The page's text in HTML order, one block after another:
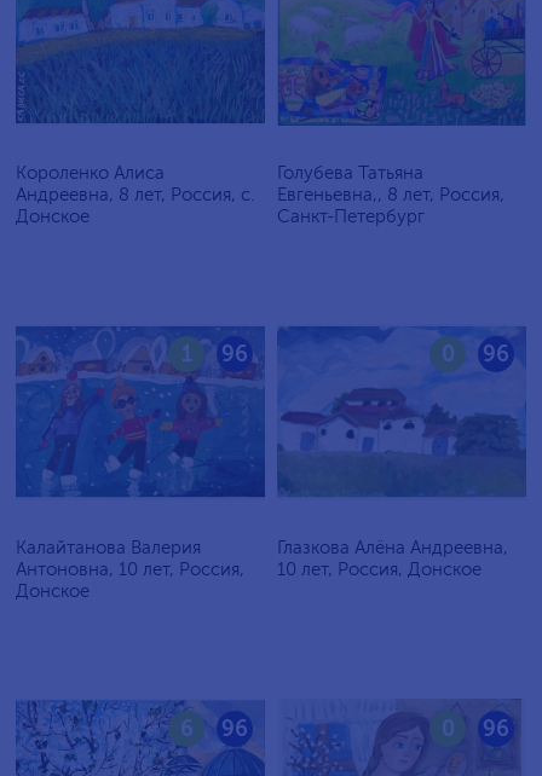
Короленко Алиса
Андреевна, 8 лет, Россия, c.
Донское
Голубева Татьяна
Евгеньевна,, 8 лет, Россия,
Санкт-Петербург
96
1
Калайтанова Валерия
Антоновна, 10 лет, Россия,
Донское
96
0
Глазкова Алёна Андреевна,
10 лет, Россия, Донское
96
6 96
0